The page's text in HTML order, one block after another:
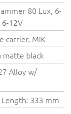
80 Lux, 6-
6-12V
carrier, MIK
matte black
Alloy w/
333 mm